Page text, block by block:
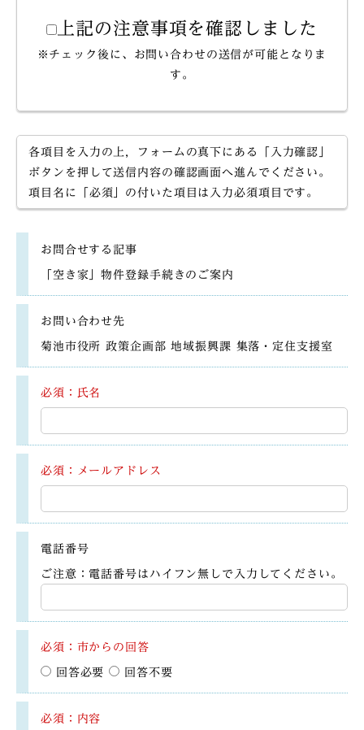
上記の注意事項を確認しました
※チェック後に、お問い合わせの送信が可能となりま
す。
各項目を入力の上，フォームの真下にある「入力確認」
ボタンを押して送信内容の確認画面へ進んでください。
項目名に「必須」の付いた項目は入力必須項目です。
お問合せする記事
「空き家」物件登録手続きのご案内
お問い合わせ先
菊池市役所 政策企画部 地域振興課 集落・定住支援室
必須：氏名
必須：メールアドレス
電話番号
ご注意：電話番号はハイフン無しで入力してください。
必須：市からの回答
回答必要 回答不要
必須：内容